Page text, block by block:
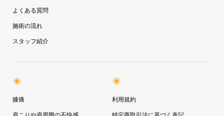
よくある質問
施術の流れ
スタッフ紹介
膝痛 利用規約